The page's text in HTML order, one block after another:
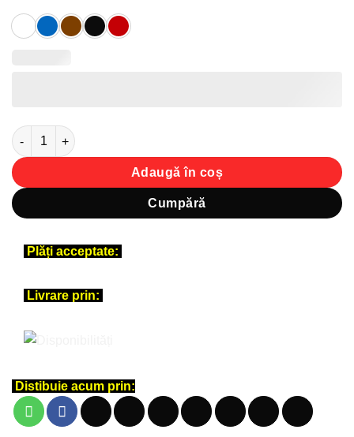
Cantitate Sticker siluetă - Tractări auto
Adaugă în coș
Cumpără
Plăți acceptate:
Livrare prin:
Distibuie acum prin: